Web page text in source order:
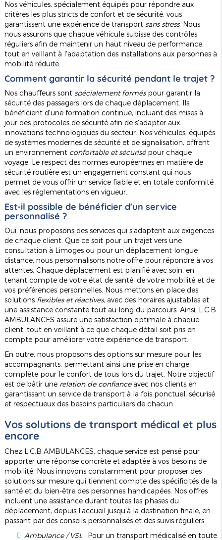
Nos véhicules, spécialement équipés pour répondre aux
critères les plus stricts de confort et de sécurité, vous
garantissent une expérience de transport sans stress. Nous
nous assurons que chaque véhicule subisse des contrôles
réguliers afin de maintenir un haut niveau de performance,
tout en veillant à l'adaptation des installations aux personnes à
mobilité réduite.
Comment garantir la sécurité pendant le trajet ?
Nos chauffeurs sont spécialement forméspour garantir la
sécurité des passagers lors de chaque déplacement. Ils
bénéficient d'une formation continue, incluant des mises à
jour des protocoles de sécurité afin de s'adapter aux
innovations technologiques du secteur. Nos véhicules, équipés
de systèmes modernes de sécurité et de signalisation, offrent
un environnement confortable et sécurisépour chaque
voyage. Le respect des normes européennes en matière de
sécurité routière est un engagement constant qui nous
permet de vous offrir un service fiable et en totale conformité
avec les réglementations en vigueur.
Est-il possible de bénéficier d'un service
personnalisé ?
Oui, nous proposons des services qui s'adaptent aux exigences
de chaque client. Que ce soit pour un trajet vers une
consultation à Limoges ou pour un déplacement longue
distance, nous personnalisons notre offre pour répondre à vos
attentes. Chaque déplacement est planifié avec soin, en
tenant compte de votre état de santé, de votre mobilité et de
vos préférences personnelles. Nous mettons en place des
solutions flexibles et réactives, avec des horaires ajustables et
une assistance constante tout au long du parcours. Ainsi, L.C.B
AMBULANCES assure une satisfaction optimale à chaque
client, tout en veillant à ce que chaque détail soit pris en
compte pour améliorer votre expérience de transport.
En outre, nous proposons des options sur mesure pour les
accompagnants, permettant ainsi une prise en charge
complète pour le confort de tous lors du trajet. Notre objectif
est de bâtir une relation de confianceavec nos clients en
garantissant un service de transport à la fois ponctuel, sécurisé
et respectueux des besoins particuliers de chacun.
Vos solutions de transport médical et plus
encore
Chez L.C.B AMBULANCES, chaque service est pensé pour
apporter une réponse concrète et adaptée à vos besoins de
mobilité. Nous innovons constamment pour proposer des
solutions sur mesure qui tiennent compte des spécificités de la
santé et du bien-être des personnes handicapées. Nos offres
incluent une assistance durant toutes les phases du
déplacement, depuis l'accueil jusqu'à la destination finale, en
passant par des conseils personnalisés et des suivis réguliers.
Ambulance / VSL : Pour un transport médicalisé en toute